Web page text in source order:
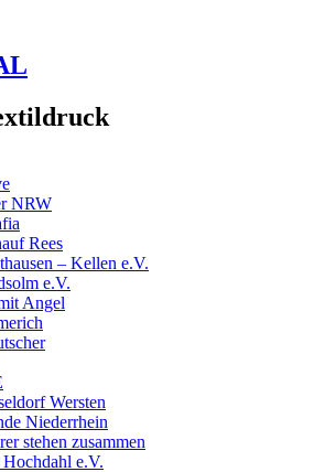
NRW
Rees
– Kellen e.V.
e.V.
Angel
Wersten
Niederrhein
stehen zusammen
e.V.